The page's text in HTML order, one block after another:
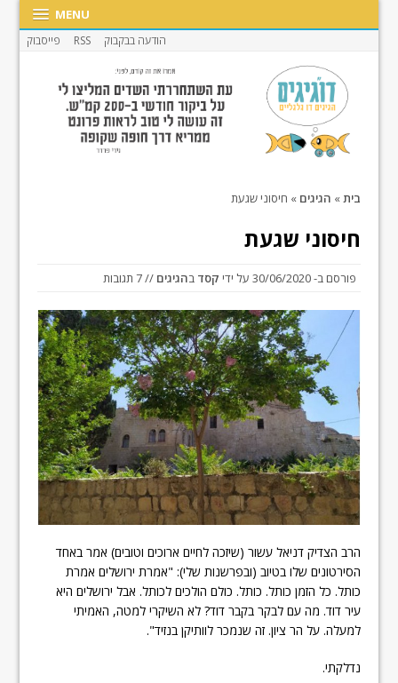
MENU
הודעה בבקבוק RSS פייסבוק
בית» הגיגים » חיסוני שגעת
חיסוני שגעת
פורסם ב-30/06/2020 על ידי קסד בהגיגים // 7 תגובות
הרב הצדיק דניאל עשור (שיזכה לחיים ארוכים וטובים) אמר באחד
הסירטונים שלו בטיוב (ובפרשנות שלי): "אמרת ירושלים אמרת
כותל. כל הזמן כותל. כותל. כולם הולכים לכותל. אבל ירושלים היא
עיר דוד. מה עם לבקר בקבר דוד? לא השיקרי למטה, האמיתי
למעלה. על הר ציון. זה שנמכר לוותיקן בנזיד".
נדלקתי.